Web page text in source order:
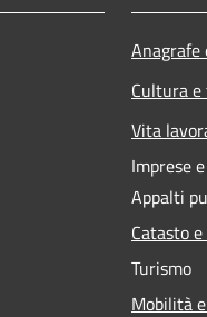
Cultura
Vita
Imprese
Appalti
Catasto
Turismo
Mobilità